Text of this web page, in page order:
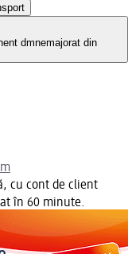
dmnemajorat din
cu cont de client
în 60 minute.